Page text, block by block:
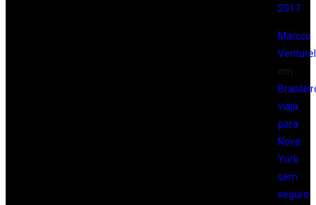
2017
Marcco
em
viaja
para
Nova
York
sem
seguro